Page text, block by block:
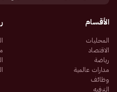
الأقسام
المحليات
الاقتصاد
رياضة
مدارات عالمية
وظائف
الترفيه